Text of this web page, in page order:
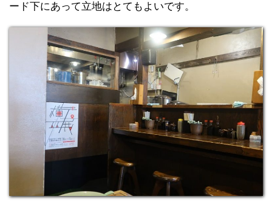
ード下にあって立地はとてもよいです。